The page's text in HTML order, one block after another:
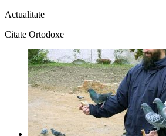
Actualitate
Citate Ortodoxe